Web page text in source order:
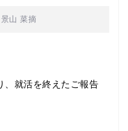
景山 菜摘
、就活を終えたご報告